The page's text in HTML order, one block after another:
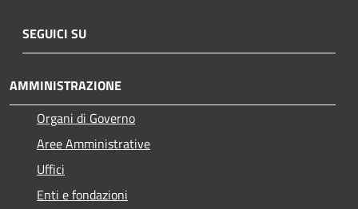
SEGUICI SU
AMMINISTRAZIONE
Organi di Governo
Aree Amministrative
Uffici
Enti e fondazioni